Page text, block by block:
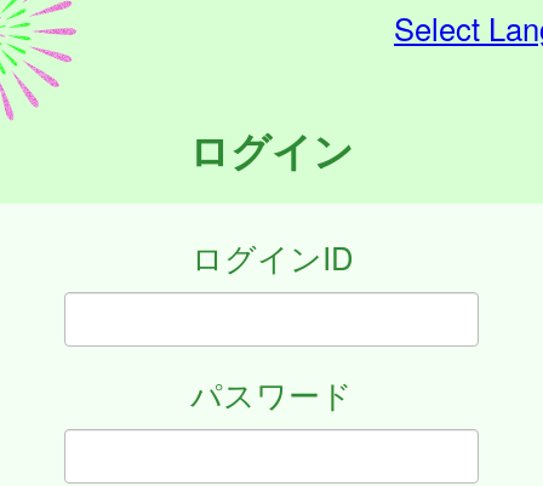
Select
ログイン
ログインID
パスワード